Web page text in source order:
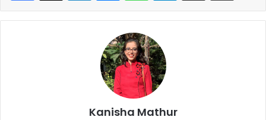
Kanisha Mathur